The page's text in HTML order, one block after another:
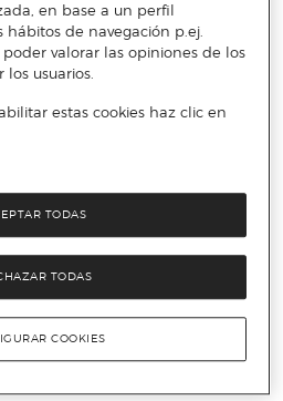
Elastano Técnica
en base a un perfil
de navegación p.ej.
valorar las opiniones de los
usuarios.
estas cookies haz clic en
TODAS
TODAS
COOKIES